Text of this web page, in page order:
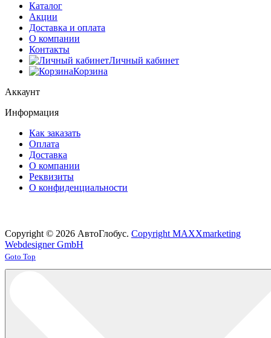
Каталог
Акции
Доставка и оплата
О компании
Контакты
Личный кабинет
Корзина
Аккаунт
Информация
Как заказать
Оплата
Доставка
О компании
Реквизиты
О конфиденциальности
Copyright © 2026 АвтоГлобус. Copyright MAXXmarketing
Webdesigner GmbH
Joomla! 3 Templates
Goto Top